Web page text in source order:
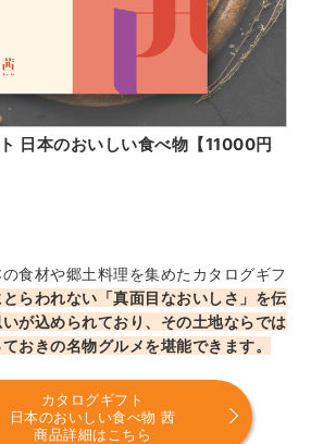
日本のおいしい食べ物【11000円
食材や郷土料理を集めたカタログギフ
らわれない「真面目なおいしさ」を伝
が込められており、その土地ならでは
おきの名物グルメを堪能できます。
カタログギフト
日本のおいしい食べ物 茜
商品詳細はこちら